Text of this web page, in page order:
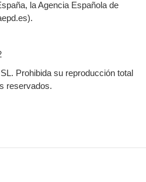
la Agencia Española de
Prohibida su reproducción total
reservados.